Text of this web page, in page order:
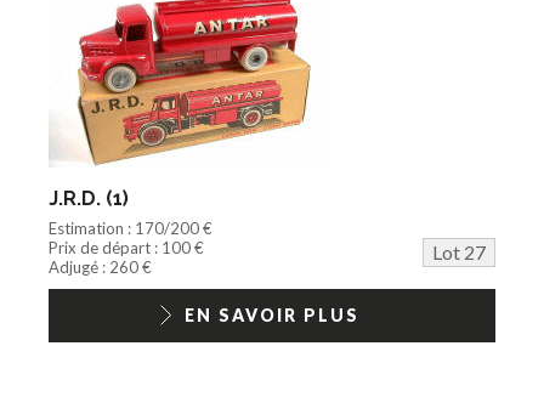
J.R.D. (1)
Estimation : 170/200 €
Prix de départ : 100 €
Lot 27
Adjugé : 260 €
EN SAVOIR PLUS